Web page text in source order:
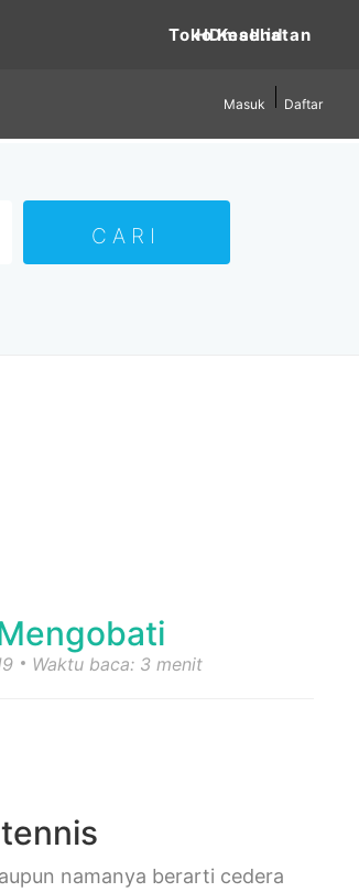
Toko Kesehatan
Masuk Daftar
Waktu baca: 3 menit
namanya berarti cedera